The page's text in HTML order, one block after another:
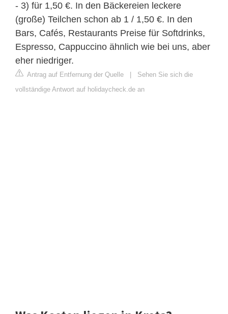
- 3) für 1,50 €. In den Bäckereien leckere
(große) Teilchen schon ab 1 / 1,50 €. In den
Bars, Cafés, Restaurants Preise für Softdrinks,
Espresso, Cappuccino ähnlich wie bei uns, aber
eher niedriger.
Antrag auf Entfernung der Quelle
Sehen Sie sich die
vollständige Antwort auf holidaycheck.de an